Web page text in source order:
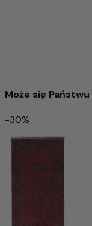
Dywan Zieglera
2.556,00 zł 4.566,00
Dodaj do
Może się
-30%